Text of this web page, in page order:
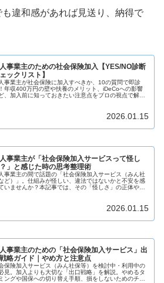
も違和感があれば見送り、納得で
事業主のための社会保険加入【YES/NO診断
ックリスト】
事業主が社会保険に加入すべきか、10の質問で即診
年収400万円の壁や扶養のメリット、iDeCoへの影響
、加入前に知っておきたい注意点をプロの視点で解
2026.01.15
事業主が「社会保険加入サービスって怪し
」と感じた時の思考整理術
事業主の間で話題の「社会保険加入サービス（みん社
ど）」。仕組みが怪しい、違法ではないかと不安を感
いませんか？本記事では、その「怪しさ」の正体や法
2026.01.15
事業主のための「社会保険加入サービス」出
略ガイド｜やめ方と注意点
保険加入サービス（みん社保等）を検討中・利用中の
見。加入よりも大切な「出口戦略」を解説。やめるタ
ングや国保への切り替え手順、損をしないためのチェ